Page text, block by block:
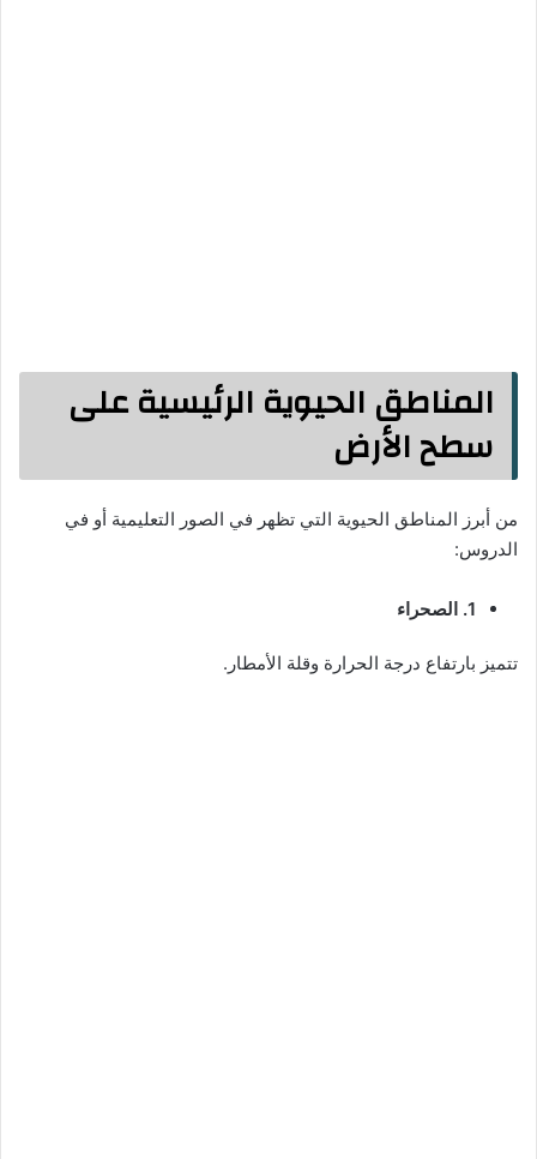
المناطق الحيوية الرئيسية على
سطح الأرض
من أبرز المناطق الحيوية التي تظهر في الصور التعليمية أو في
الدروس:
1. الصحراء
تتميز بارتفاع درجة الحرارة وقلة الأمطار.